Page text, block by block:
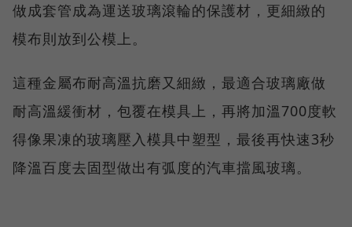
做成套管成為運送玻璃滾輪的保護材，更細緻的
模布則放到公模上。
這種金屬布耐高溫抗磨又細緻，最適合玻璃廠做
耐高溫緩衝材，包覆在模具上，再將加溫700度軟
得像果凍的玻璃壓入模具中塑型，最後再快速3秒
降溫百度去固型做出有弧度的汽車擋風玻璃。